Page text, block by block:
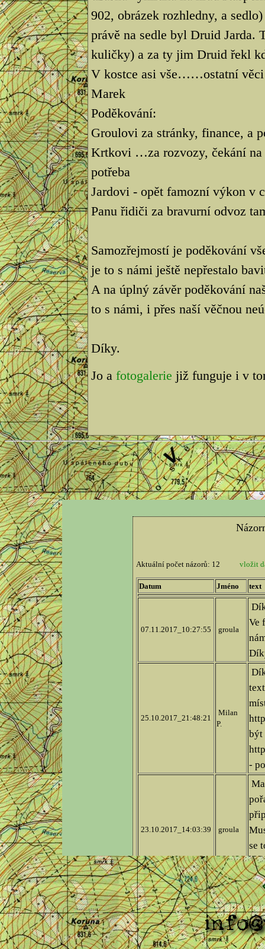
902, obrázek rozhledny, a
právě na sedle byl Druid Jarda.
kuličky) a za ty jim Druid řekl
V kostce asi vše……ostatní věci
Marek
Poděkování:
Groulovi za stránky, finance, a
Krtkovi …za rozvozy, čekání na
potřeba
Jardovi - opět famozní výkon v
Panu řidiči za bravurní odvoz
Samozřejmostí je poděkování
je to s námi ještě nepřestalo
A na úplný závěr poděkování
to s námi, i přes naší věčnou
Díky.
Jo a fotogalerie již funguje i v